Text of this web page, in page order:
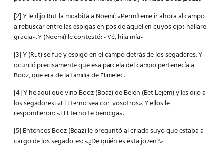
[2] Y le dijo Rut la moabita a Noemí: «Permíteme ir ahora al campo
a rebuscar entre las espigas en pos de aquel en cuyos ojos hallare
gracia». Y (Noemí) le contestó: «Vé, hija mía»
[3] Y (Rut) se fue y espigó en el campo detrás de los segadores. Y
ocurrió precisamente que esa parcela del campo pertenecía a
Booz, que era de la familia de Elimelec.
[4] Y he aquí que vino Booz (Boaz) de Belén (Bet Lejem) y les dijo a
los segadores: «El Eterno sea con vosotros». Y ellos le
respondieron: «El Eterno te bendiga».
[5] Entonces Booz (Boaz) le preguntó al criado suyo que estaba a
cargo de los segadores: «¿De quién es esta joven?»